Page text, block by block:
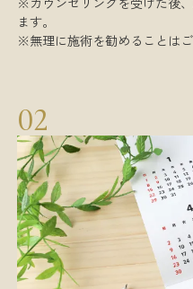
ます。
※無理に施術を勧めることは